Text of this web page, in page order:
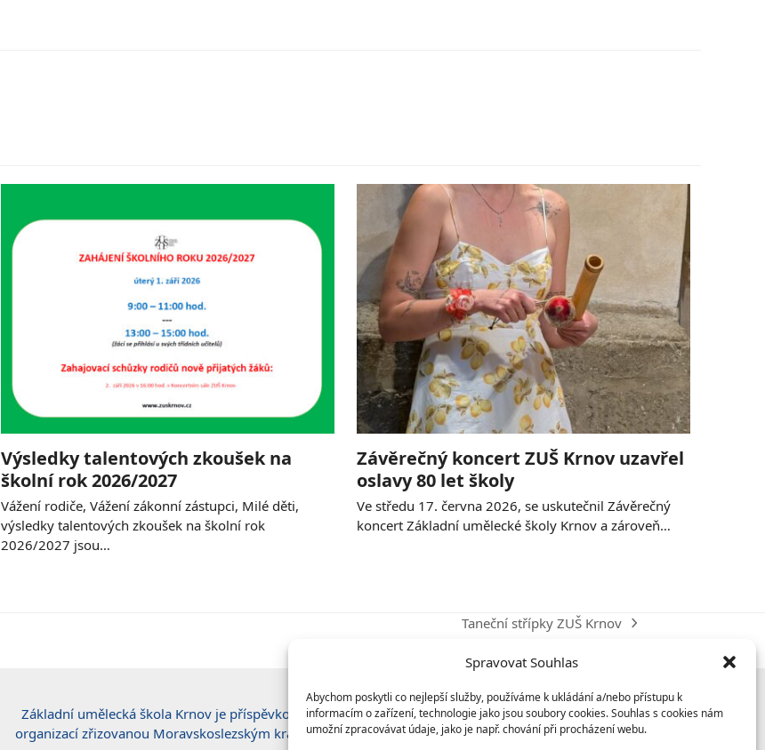
Spravovat Souhlas
Abychom poskytli co nejlepší služby, používáme k ukládání a/nebo přístupu k
informacím o zařízení, technologie jako jsou soubory cookies. Souhlas s cookies nám
umožní zpracovávat údaje, jako je např. chování při procházení webu.
Výsledky talentových zkoušek na
školní rok 2026/2027
Vážení rodiče, Vážení zákonní zástupci, Milé děti,
výsledky talentových zkoušek na školní rok
2026/2027 jsou…
Závěrečný koncert ZUŠ Krnov uzavřel
oslavy 80 let školy
Ve středu 17. června 2026, se uskutečnil Závěrečný
koncert Základní umělecké školy Krnov a zároveň…
next
Taneční střípky ZUŠ Krnov
Základní umělecká škola Krnov je příspěvkovou
organizací zřizovanou Moravskoslezským krajem.